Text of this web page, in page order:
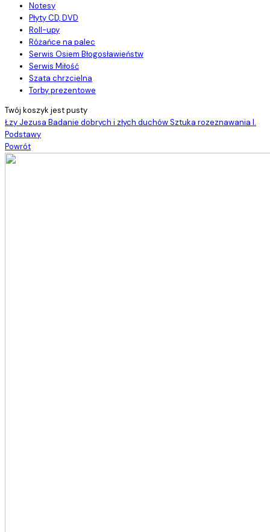
Notesy
Płyty CD, DVD
Roll-upy
Różańce na palec
Serwis Osiem Błogosławieństw
Serwis Miłość
Szata chrzcielna
Torby prezentowe
Twój koszyk jest pusty
Łzy Jezusa Badanie dobrych i złych duchów Sztuka rozeznawania I.
Podstawy
Powrót